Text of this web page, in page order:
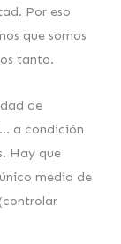
Por eso
que somos
tanto.
de
a condición
Hay que
medio de